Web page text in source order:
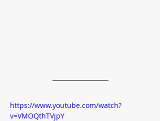
https://www.youtube.com/watch?
v=VMOQthTVjpY